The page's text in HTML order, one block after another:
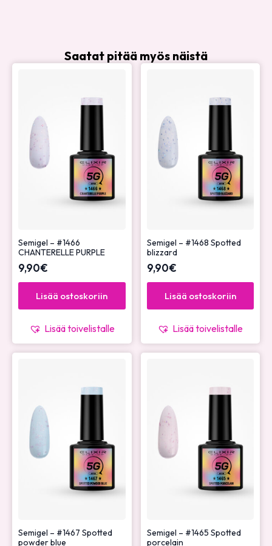
Saatat pitää myös näistä
Semigel – #1466
CHANTERELLE PURPLE
9,90€
Lisää ostoskoriin
Lisää toivelistalle
Semigel – #1468 Spotted
blizzard
9,90€
Lisää ostoskoriin
Lisää toivelistalle
Semigel – #1467 Spotted
powder blue
Semigel – #1465 Spotted
porcelain